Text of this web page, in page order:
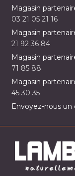
Magasin
03 21 05 21 16
Magasin
21 92 36 84
Magasin
71 85 88
Magasin
45 30 35
Envoyez-nous un